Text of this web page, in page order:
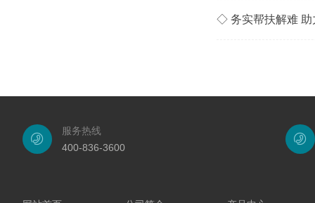
服务热线
400-836-3600